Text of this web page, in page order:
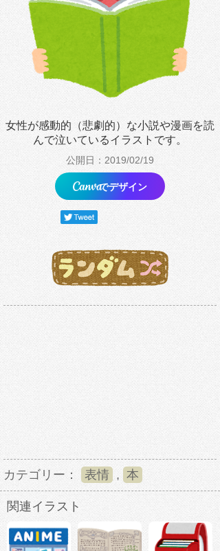
女性が感動的（悲劇的）な小説や漫画を読
んで泣いているイラストです。
公開日：2019/02/19
でデザイン
カテゴリー： 表情 , 本
関連イラスト